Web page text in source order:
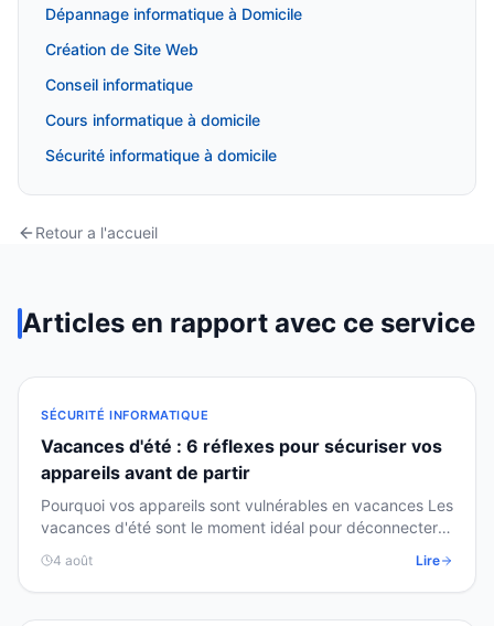
Dépannage informatique à Domicile
Création de Site Web
Conseil informatique
Cours informatique à domicile
Sécurité informatique à domicile
Retour a l'accueil
Articles en rapport avec ce service
SÉCURITÉ INFORMATIQUE
Vacances d'été : 6 réflexes pour sécuriser vos
appareils avant de partir
Pourquoi vos appareils sont vulnérables en vacances Les
vacances d'été sont le moment idéal pour déconnecter…
4 août Lire